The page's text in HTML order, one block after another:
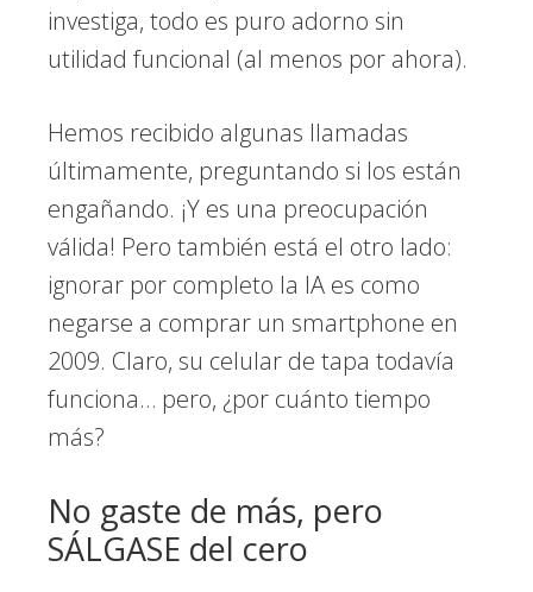
investiga, todo es puro adorno sin
utilidad funcional (al menos por ahora).
Hemos recibido algunas llamadas
últimamente, preguntando si los están
engañando. ¡Y es una preocupación
válida! Pero también está el otro lado:
ignorar por completo la IA es como
negarse a comprar un smartphone en
2009. Claro, su celular de tapa todavía
funciona… pero, ¿por cuánto tiempo
más?
No gaste de más, pero
SÁLGASE del cero